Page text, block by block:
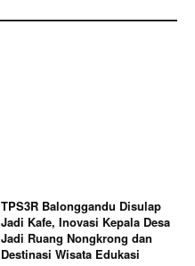
TPS3R Balonggandu Disulap
Jadi Kafe, Inovasi Kepala Desa
Jadi Ruang Nongkrong dan
Destinasi Wisata Edukasi